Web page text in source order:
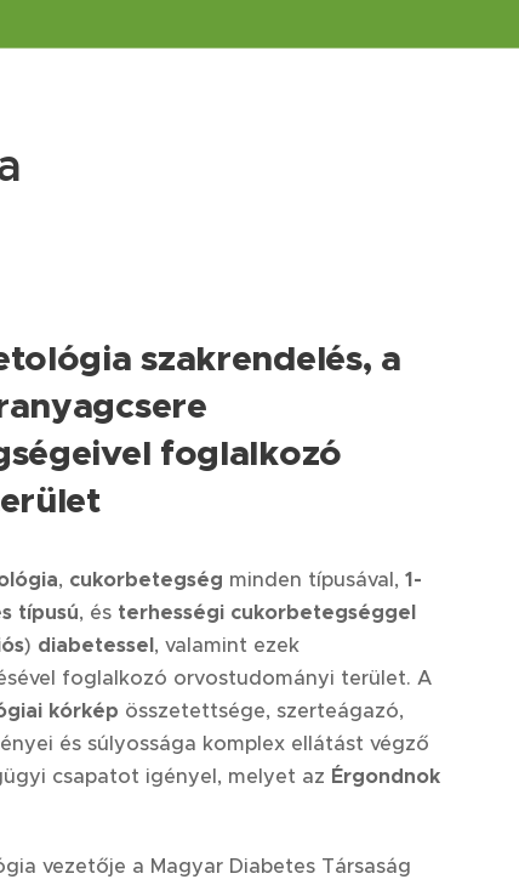
szakrendelés, a
foglalkozó
, cukorbetegség minden típusával, 1-
típusú, és terhességi cukorbetegséggel
) diabetessel, valamint ezek
foglalkozó orvostudományi terület. A
kórkép összetettsége, szerteágazó,
és súlyossága komplex ellátást végző
csapatot igényel, melyet az Érgondnok
vezetője a Magyar Diabetes Társaság